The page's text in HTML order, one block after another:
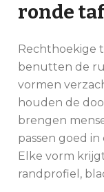
ronde
Rechthoekige
benutten de
vormen
houden de
brengen
passen goed
Elke vorm
randprofiel,